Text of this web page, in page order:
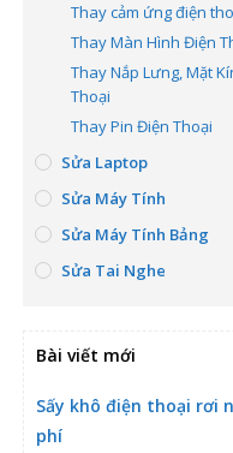
Thay cảm ứng điện
Thay Màn Hình Điện
Thay Nắp Lưng, Mặt
Thoại
Thay Pin Điện Thoại
Sửa Laptop
Sửa Máy Tính
Sửa Máy Tính Bảng
Sửa Tai Nghe
Bài viết mới
Sấy khô điện thoại rơi
phí